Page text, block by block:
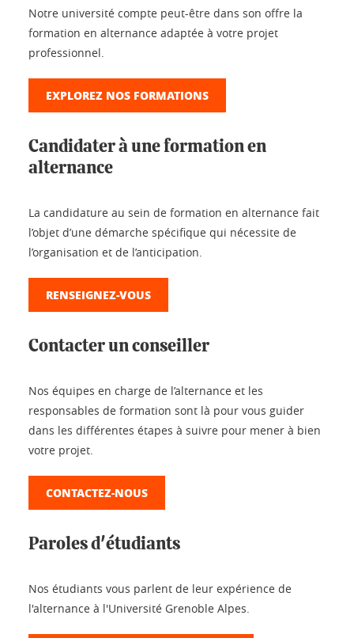
Notre université compte peut-être dans son offre la
formation en alternance adaptée à votre projet
professionnel.
EXPLOREZ NOS FORMATIONS
Candidater à une formation en
alternance
La candidature au sein de formation en alternance fait
l’objet d’une démarche spécifique qui nécessite de
l’organisation et de l’anticipation.
RENSEIGNEZ-VOUS
Contacter un conseiller
Nos équipes en charge de l’alternance et les
responsables de formation sont là pour vous guider
dans les différentes étapes à suivre pour mener à bien
votre projet.
CONTACTEZ-NOUS
Paroles d'étudiants
Nos étudiants vous parlent de leur expérience de
l'alternance à l'Université Grenoble Alpes.